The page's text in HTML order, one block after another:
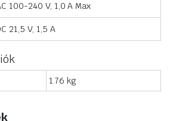
100-240 V, 1,0 A Max
21,5 V, 1,5 A
1.76 kg